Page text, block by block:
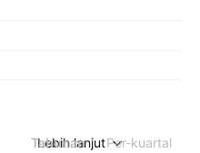
Tahunan Per-kuartal
Lebih lanjut